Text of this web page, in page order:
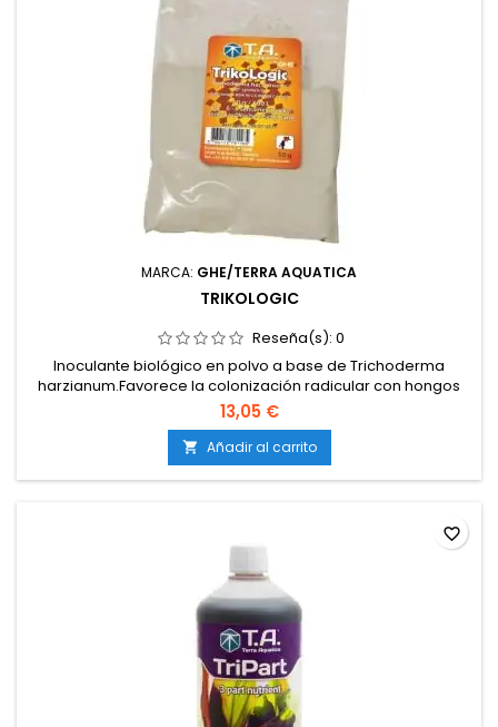
MARCA: GHE/TERRA AQUATICA
TRIKOLOGIC
Reseña(s): 0
Inoculante biológico en polvo a base de Trichoderma
harzianum.Favorece la colonización radicular con hongos
beneficiosos.Protege las raíces frente a patógenos del
suelo.Mejora la absorción de nutrientes y la disponibilidad
de minerales.Compatible con cultivos en tierra, coco e
hidroponía.
13,05 €
 Añadir al carrito
favorite_border